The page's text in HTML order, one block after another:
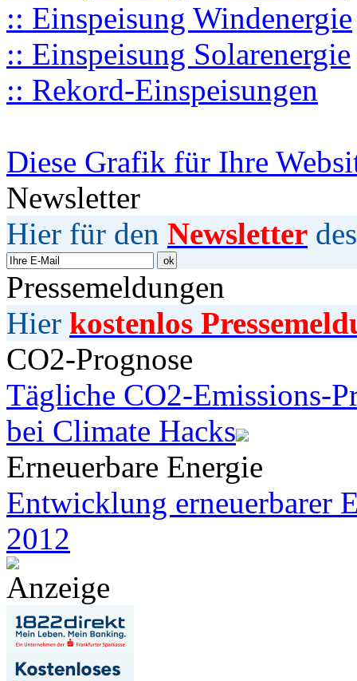
:: Einspeisung Windenergie
:: Einspeisung Solarenergie
:: Rekord-Einspeisungen
Diese Grafik für Ihre
Newsletter
Hier für den Newsletter
Pressemeldungen
Hier kostenlos
CO2-Prognose
Tägliche CO2-Emissions-
bei Climate Hacks
Erneuerbare Energie
Entwicklung erneuerbarer
2012
Anzeige